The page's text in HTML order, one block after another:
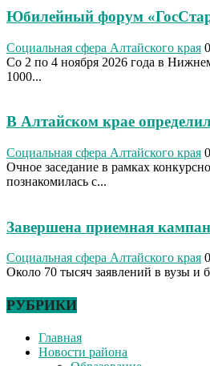
Юбилейный форум
Социальная сфера Алтайского края
Со 2 по 4 ноября 2026 года в
1000...
В Алтайском крае
Социальная сфера Алтайского края
Очное заседание в рамках
познакомилась с...
Завершена приемная
Социальная сфера Алтайского края
Около 70 тысяч заявлений в вузы и
РУБРИКИ
Главная
Новости района